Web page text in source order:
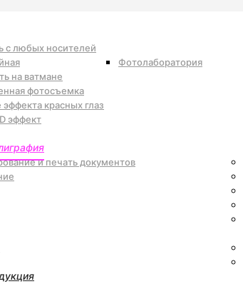
с любых носителей
Фотолаборатория
на ватмане
фотосъемка
красных глаз
эффект
и печать документов